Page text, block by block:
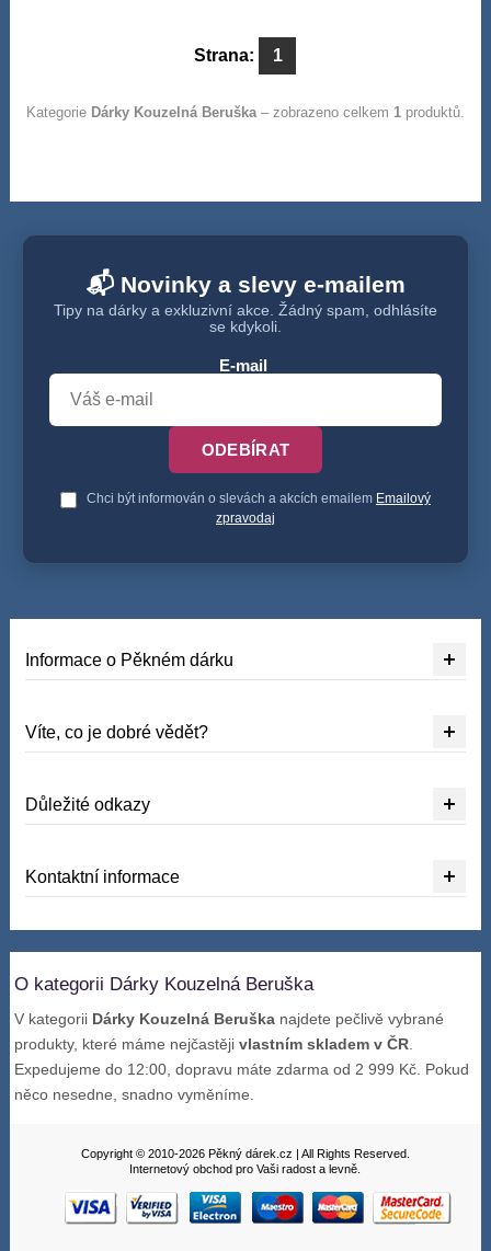
Strana: 1
Kategorie Dárky Kouzelná Beruška– zobrazeno celkem 1produktů.
📬 Novinky a slevy e-mailem
Tipy na dárky a exkluzivní akce. Žádný spam, odhlásíte
se kdykoli.
E-mail
ODEBÍRAT
Chci být informován o slevách a akcích emailem Emailový
zpravodaj
Informace o Pěkném dárku
Víte, co je dobré vědět?
Důležité odkazy
Kontaktní informace
O kategorii Dárky Kouzelná Beruška
V kategorii Dárky Kouzelná Beruška najdete pečlivě vybrané
produkty, které máme nejčastějivlastním skladem v ČR
Expedujeme do 12:00, dopravu máte zdarma od 2 999 Kč. Pokud
něco nesedne, snadno vyměníme.
Copyright © 2010-2026 Pěkný dárek.cz | All Rights Reserved.
Internetový obchod pro Vaši radost a levně.